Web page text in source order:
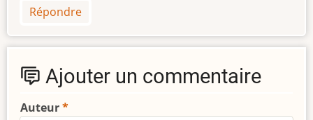
Répondre
Ajouter un commentaire
Auteur